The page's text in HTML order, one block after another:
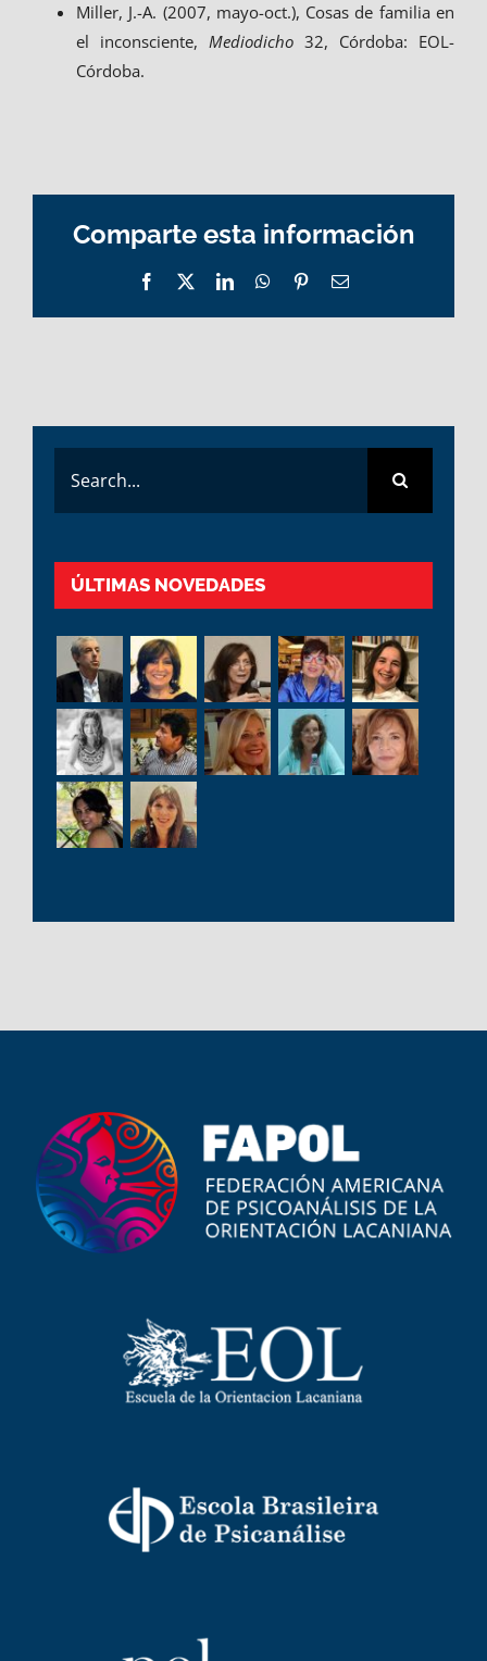
Miller, J.-A. (2007, mayo-oct.), Cosas de familia en
el inconsciente, Mediodicho 32, Córdoba: EOL-
Córdoba.
Comparte esta información
Facebook LinkedInWhatsApp
PinterestEmail
for:
ÚLTIMAS NOVEDADES